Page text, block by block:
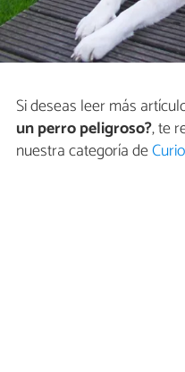
Si deseas leer más
un perro peligroso?, te
nuestra categoría de